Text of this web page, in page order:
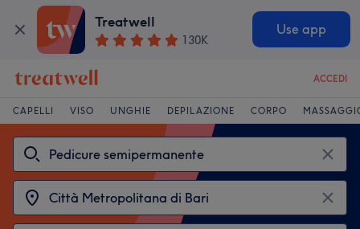
Treatwell
130K
Use app
ACCEDI
CAPELLI VISO UNGHIE DEPILAZIONE CORPO